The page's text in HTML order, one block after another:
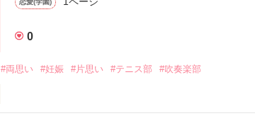
恋愛(学園)
0
#両思い #妊娠 #片思い #テニス部 #吹奏楽部